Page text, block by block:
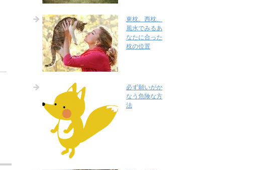
東枕、西枕、
風水でみるあ
なたに合った
枕の位置
必ず願いがか
なう危険な方
法